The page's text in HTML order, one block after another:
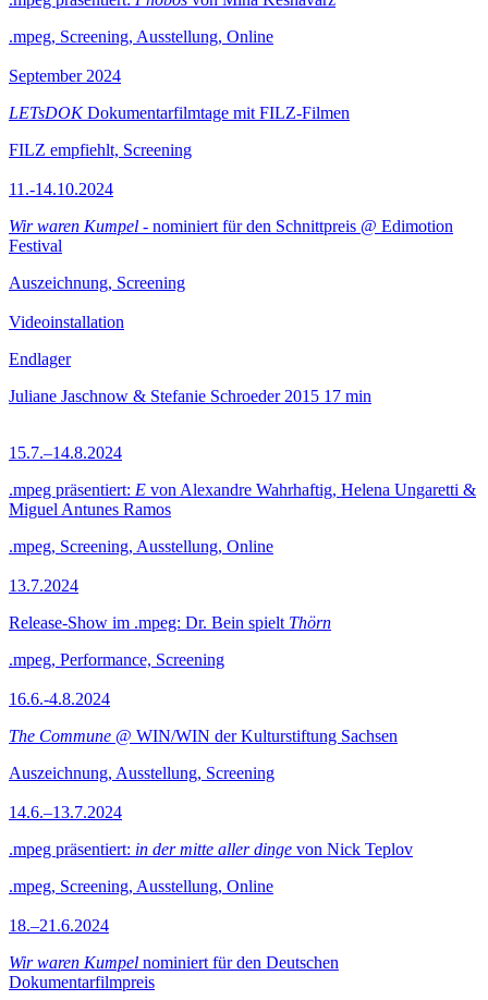
.mpeg, Screening, Ausstellung, Online
September 2024
LETsDOKDokumentarfilmtage mit FILZ-Filmen
FILZ empfiehlt, Screening
11.-14.10.2024
Wir waren Kumpel - nominiert für den Schnittpreis @ Edimotion
Festival
Auszeichnung, Screening
Videoinstallation
Endlager
Juliane Jaschnow & Stefanie Schroeder 2015 17 min
15.7.–14.8.2024
.mpeg präsentiert: E von Alexandre Wahrhaftig, Helena Ungaretti &
Miguel Antunes Ramos
.mpeg, Screening, Ausstellung, Online
13.7.2024
Release-Show im .mpeg: Dr. Bein spielt Thörn
.mpeg, Performance, Screening
16.6.-4.8.2024
The Commune @ WIN/WIN der Kulturstiftung Sachsen
Auszeichnung, Ausstellung, Screening
14.6.–13.7.2024
.mpeg präsentiert: in der mitte aller dinge von Nick Teplov
.mpeg, Screening, Ausstellung, Online
18.–21.6.2024
Wir waren Kumpel nominiert für den Deutschen
Dokumentarfilmpreis